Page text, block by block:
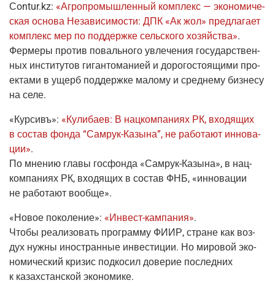
Сontur.kz: «Агро­про­мыш­лен­ный ком­плекс — эко­но­ми­че­
ская осно­ва Неза­ви­си­мо­сти: ДПК «Ак жол» пред­ла­га­ет
ком­плекс мер по под­держ­ке сель­ско­го хозяй­ства».
Фер­ме­ры про­тив поваль­но­го увле­че­ния госу­дар­ствен­
ных инсти­ту­тов гиган­то­ма­ни­ей и доро­го­сто­я­щи­ми про­
ек­та­ми в ущерб под­держ­ке мало­му и сред­не­му биз­не­су
на селе.
«Кур­сивъ»: «Кули­ба­ев: В нац­ком­па­ни­ях РК, вхо­дя­щих
в состав фон­да “Самрук-Казы­на”, не рабо­та­ют инно­ва­
ции».
По мне­нию гла­вы гос­фон­да «Самрук-Казы­на», в нац­
ком­па­ни­ях РК, вхо­дя­щих в состав ФНБ, «инно­ва­ции
не рабо­та­ют вообще».
«Новое поко­ле­ние»: «Инвест-кам­па­ния».
Что­бы реа­ли­зо­вать про­грам­му ФИИР, стране как воз­
дух нуж­ны ино­стран­ные инве­сти­ции. Но миро­вой эко­
но­ми­че­ский кри­зис под­ко­сил дове­рие послед­них
к казах­стан­ской экономике.